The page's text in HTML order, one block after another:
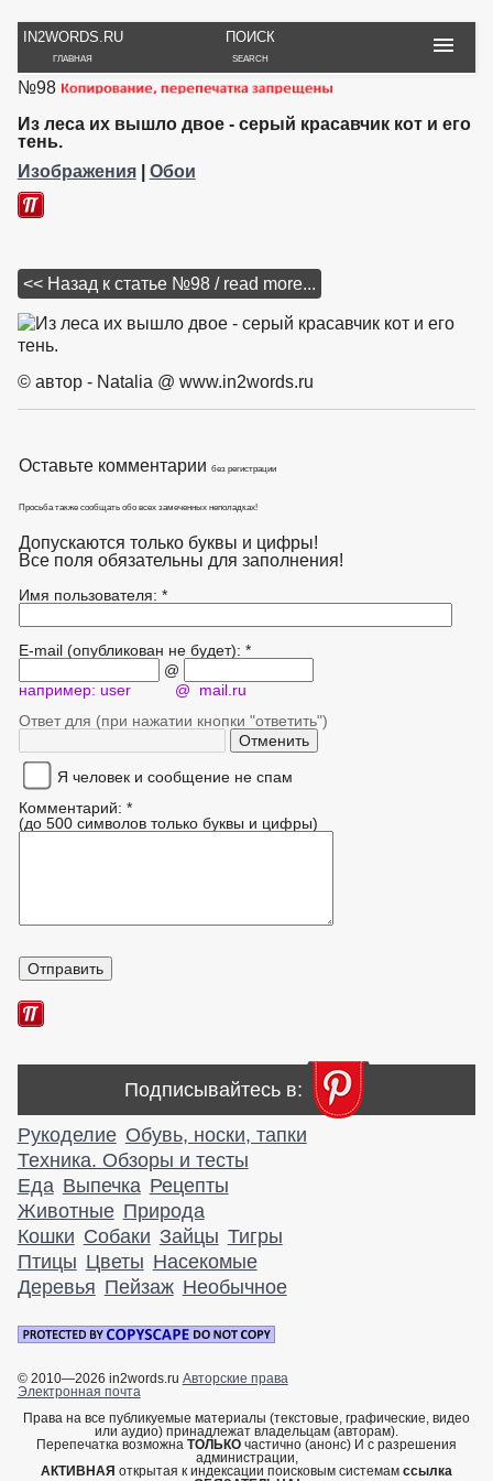
IN2WORDS.RU
ГЛАВНАЯ
ПОИСК
SEARCH
РУКОДЕЛИЕ ТОВАРЫ ПУТЕШЕСТВИЯ
ИГРЫ
И ИГРУШКИ НА РАБ. СТОЛ
№98
Из леса их вышло двое - серый красавчик кот и его
тень.
Изображения| Обои
<< Назад к статье №98 / read more...
© автор - Natalia @ www.in2words.ru
Оставьте комментарии без регистрации
Просьба также сообщать обо всех замеченных неполадках!
Допускаются только буквы и цифры!
Все поля обязательны для заполнения!
Имя пользователя: *
E-mail (опубликован не будет): *
@
например: user @ mail.ru
Ответ для (при нажатии кнопки "ответить")
Я человек и сообщение не спам
Комментарий: *
(до 500 символов только буквы и цифры)
Подписывайтесь в:
Рукоделие Обувь, носки, тапки
Техника. Обзоры и тесты
Еда Выпечка Рецепты
Животные Природа
Кошки Собаки Зайцы Тигры
Птицы Цветы Насекомые
Деревья Пейзаж Необычное
© 2010—2026 in2words.ru Авторские права
Электронная почта
Права на все публикуемые материалы (текстовые, графические, видео
или аудио) принадлежат владельцам (авторам).
Перепечатка возможна ТОЛЬКО частично (анонс) И с разрешения
администрации,
АКТИВНАЯ открытая к индексации поисковым системам ссылка